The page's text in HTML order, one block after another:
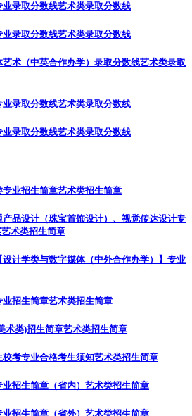
业录取分数线艺术类录取分数线
业录取分数线艺术类录取分数线
术（中英合作办学）录取分数线艺术类录取
业录取分数线艺术类录取分数线
业录取分数线艺术类录取分数线
专业招生简章艺术类招生简章
品设计（珠宝首饰设计）、视觉传达设计专
艺术类招生简章
计学类与数字媒体（中外合作办学）】专业
业招生简章艺术类招生简章
术类)招生简章艺术类招生简章
考专业合格考生须知艺术类招生简章
招生简章（省内） 艺术类招生简章
招生简章（省外） 艺术类招生简章